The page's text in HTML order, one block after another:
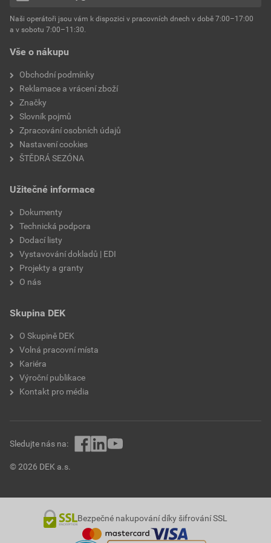
Environmentální prohlášení výrobku
Stáhnout
Velikost
hmotnost 25 kg
typ výrobku
faktor difuzního odporu
Vše o nákupu
Obchodní podmínky
Reklamace a vrácení zboží
Značky
Slovník pojmů
Zpracování osobních údajů
Nastavení cookies
ŠTĚDRÁ SEZÓNA
Užitečné informace
Dokumenty
Technická podpora
Dodací listy
Vystavování dokladů | EDI
Projekty a granty
O nás
Skupina DEK
O Skupině DEK
Volná pracovní místa
Kariéra
Výroční publikace
Kontakt pro média
Naši operátoři jsou vám k dispozici v pracovních dnech v době 7:00–17:00
a v sobotu 7:00–11:30.
© 2026 DEK a.s.
Sledujte nás na:
Bezpečné nakupování díky šifrování SSL